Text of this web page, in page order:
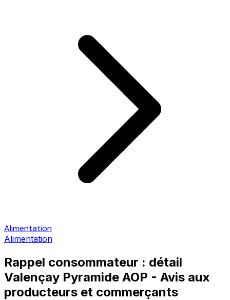
Alimentation
Alimentation
Rappel consommateur : détail
Valençay Pyramide AOP - Avis aux
producteurs et commerçants